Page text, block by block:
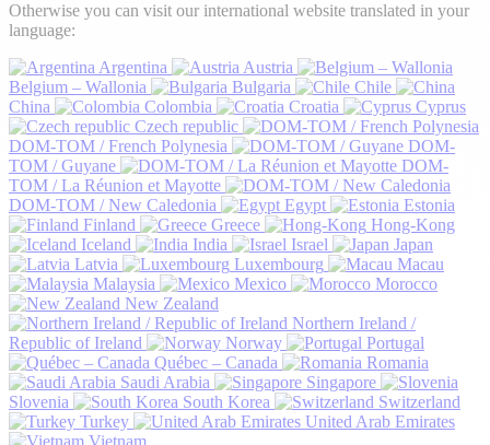
Otherwise you can visit our international website translated in your
language:
Argentina
Austria
Belgium – Wallonia
Bulgaria
Chile
China
Colombia Croatia
Cyprus
Czech republic
DOM-TOM / French Polynesia
DOM-
TOM / Guyane
DOM-
TOM / La Réunion et Mayotte
DOM-TOM / New Caledonia
Egypt
Estonia
Finland
Greece
Hong-Kong
Iceland
India Israel
Japan
Latvia
Luxembourg
Macau
Malaysia
Mexico
Morocco
New Zealand
Northern Ireland /
Republic of Ireland
Norway
Portugal
Québec – Canada
Romania
Saudi Arabia
Singapore
Slovenia
South Korea
Switzerland
Turkey
United Arab Emirates